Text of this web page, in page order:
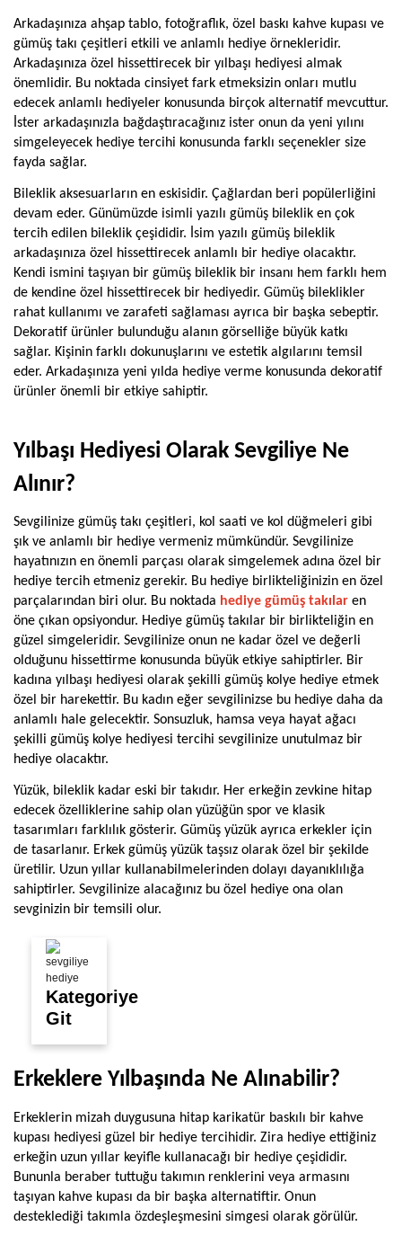
Arkadaşınıza ahşap tablo, fotoğraflık, özel baskı kahve kupası ve
gümüş takı çeşitleri etkili ve anlamlı hediye örnekleridir.
Arkadaşınıza özel hissettirecek bir yılbaşı hediyesi almak
önemlidir. Bu noktada cinsiyet fark etmeksizin onları mutlu
edecek anlamlı hediyeler konusunda birçok alternatif mevcuttur.
İster arkadaşınızla bağdaştıracağınız ister onun da yeni yılını
simgeleyecek hediye tercihi konusunda farklı seçenekler size
fayda sağlar.
Bileklik aksesuarların en eskisidir. Çağlardan beri popülerliğini
devam eder. Günümüzde isimli yazılı gümüş bileklik en çok
tercih edilen bileklik çeşididir. İsim yazılı gümüş bileklik
arkadaşınıza özel hissettirecek anlamlı bir hediye olacaktır.
Kendi ismini taşıyan bir gümüş bileklik bir insanı hem farklı hem
de kendine özel hissettirecek bir hediyedir. Gümüş bileklikler
rahat kullanımı ve zarafeti sağlaması ayrıca bir başka sebeptir.
Dekoratif ürünler bulunduğu alanın görselliğe büyük katkı
sağlar. Kişinin farklı dokunuşlarını ve estetik algılarını temsil
eder. Arkadaşınıza yeni yılda hediye verme konusunda dekoratif
ürünler önemli bir etkiye sahiptir.
Yılbaşı Hediyesi Olarak Sevgiliye Ne
Alınır?
Sevgilinize gümüş takı çeşitleri, kol saati ve kol düğmeleri gibi
şık ve anlamlı bir hediye vermeniz mümkündür. Sevgilinize
hayatınızın en önemli parçası olarak simgelemek adına özel bir
hediye tercih etmeniz gerekir. Bu hediye birlikteliğinizin en özel
parçalarından biri olur. Bu noktada hediye gümüş takılar en
öne çıkan opsiyondur. Hediye gümüş takılar bir birlikteliğin en
güzel simgeleridir. Sevgilinize onun ne kadar özel ve değerli
olduğunu hissettirme konusunda büyük etkiye sahiptirler. Bir
kadına yılbaşı hediyesi olarak şekilli gümüş kolye hediye etmek
özel bir harekettir. Bu kadın eğer sevgilinizse bu hediye daha da
anlamlı hale gelecektir. Sonsuzluk, hamsa veya hayat ağacı
şekilli gümüş kolye hediyesi tercihi sevgilinize unutulmaz bir
hediye olacaktır.
Yüzük, bileklik kadar eski bir takıdır. Her erkeğin zevkine hitap
edecek özelliklerine sahip olan yüzüğün spor ve klasik
tasarımları farklılık gösterir. Gümüş yüzük ayrıca erkekler için
de tasarlanır. Erkek gümüş yüzük taşsız olarak özel bir şekilde
üretilir. Uzun yıllar kullanabilmelerinden dolayı dayanıklılığa
sahiptirler. Sevgilinize alacağınız bu özel hediye ona olan
sevginizin bir temsili olur.
Kategoriye
Git
Erkeklere Yılbaşında Ne Alınabilir?
Erkeklerin mizah duygusuna hitap karikatür baskılı bir kahve
kupası hediyesi güzel bir hediye tercihidir. Zira hediye ettiğiniz
erkeğin uzun yıllar keyifle kullanacağı bir hediye çeşididir.
Bununla beraber tuttuğu takımın renklerini veya armasını
taşıyan kahve kupası da bir başka alternatiftir. Onun
desteklediği takımla özdeşleşmesini simgesi olarak görülür.